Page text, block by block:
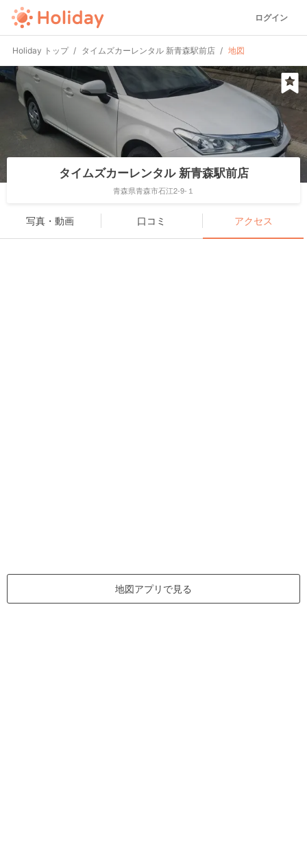
ログイン
Holiday トップ タイムズカーレンタル 新青森駅前店 地図
タイムズカーレンタル 新青森駅前店
青森県青森市石江2-9-１
写真・動画 口コミ アクセス
地図アプリで見る